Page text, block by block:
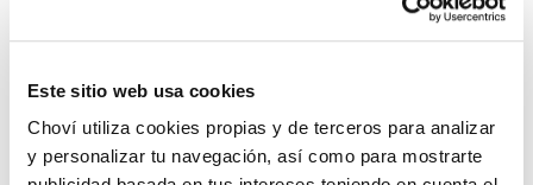
Este sitio web usa cookies
Choví utiliza cookies propias y de terceros para analizar
y personalizar tu navegación, así como para mostrarte
finas y 50 gramos de frijoles refritos. Añade
ambos ingredientes sobre los nachos en la
Además, puedes incluir algo de proteína en la
receta, comopollo desmenuzado o carne molida
sazonada. ¡Convertirás este snack en un plato más
sustancioso!